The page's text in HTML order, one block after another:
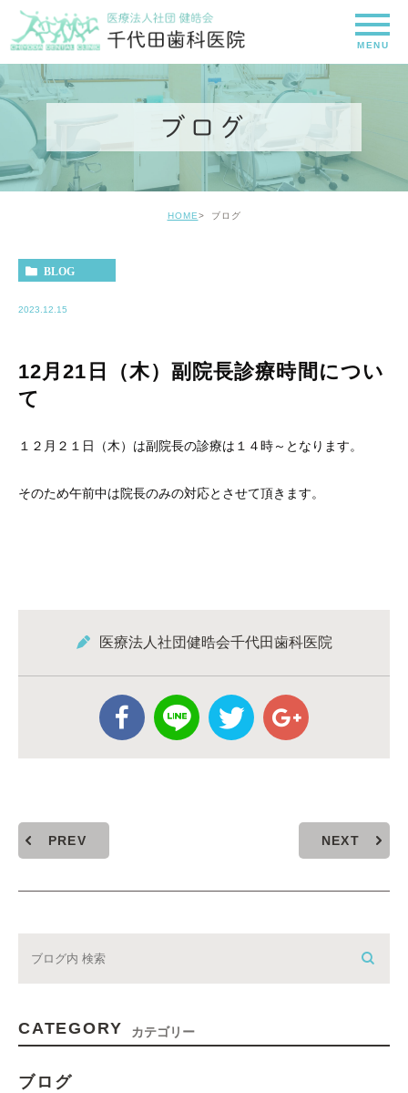
ブログ
HOME ブログ
BLOG
2023.12.15
12月21日（木）副院長診療時間につい
て
１２月２１日（木）は副院長の診療は１４時～となります。
そのため午前中は院長のみの対応とさせて頂きます。
医療法人社団健晧会千代田歯科医院
PREV NEXT
CATEGORY カテゴリー
ブログ